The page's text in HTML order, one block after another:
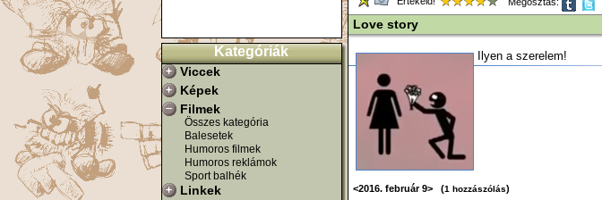
Kategóriák
Viccek
Képek
Filmek
Összes kategória
Balesetek
Humoros filmek
Humoros reklámok
Sport balhék
Linkek
Love story
Ilyen a szerelem!
<2016. február 9> (1 hozzászólás)